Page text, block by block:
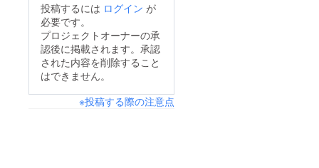
投稿するには ログイン が
必要です。
プロジェクトオーナーの承
認後に掲載されます。承認
された内容を削除すること
はできません。
※投稿する際の注意点